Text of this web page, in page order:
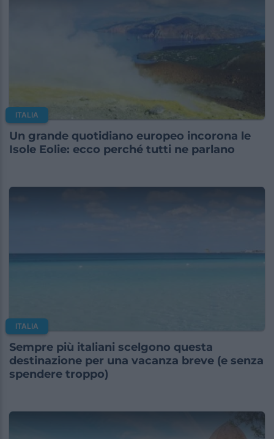
ITALIA
Un grande quotidiano europeo incorona le
Isole Eolie: ecco perché tutti ne parlano
ITALIA
Sempre più italiani scelgono questa
destinazione per una vacanza breve (e senza
spendere troppo)